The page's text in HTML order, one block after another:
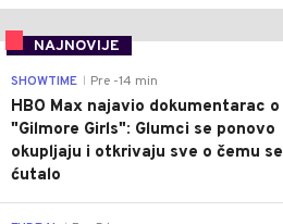
NAJNOVIJE
SHOWTIME Pre -14 min
HBO Max najavio dokumentarac o
"Gilmore Girls": Glumci se ponovo
okupljaju i otkrivaju sve o čemu se
ćutalo